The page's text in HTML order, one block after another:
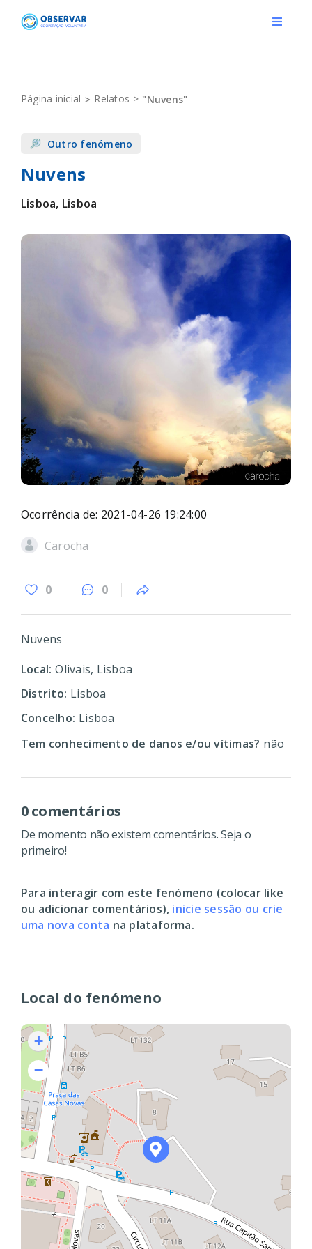
content
Toggle
EVENTOS
DEFINIÇÕES
F.A.Q.
Novo relato Login
Página inicial Relatos "Nuvens"
Local do fenómeno
+
−
Outro fenómeno
Nuvens
Lisboa, Lisboa
Ocorrência de: 2021-04-26 19:24:00
Carocha
0 0
Nuvens
Local: Olivais, Lisboa
Distrito: Lisboa
Concelho: Lisboa
Tem conhecimento de danos e/ou vítimas? não
0 comentários
De momento não existem comentários. Seja o
primeiro!
Para interagir com este fenómeno (colocar like
ou adicionar comentários), inicie sessão ou crie
uma nova conta na plataforma.